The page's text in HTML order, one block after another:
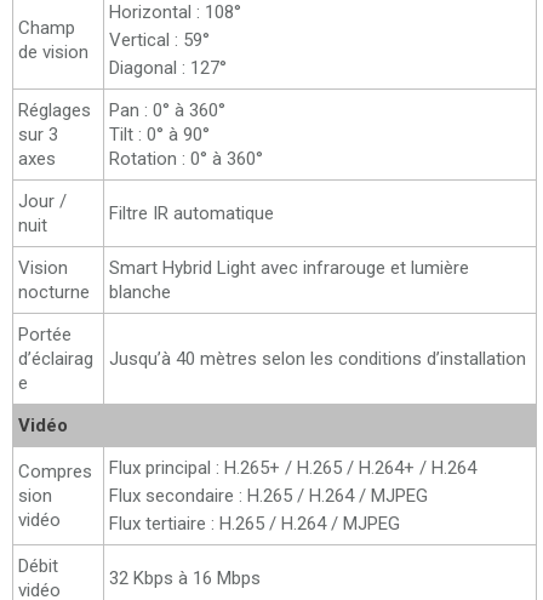
Champ
de vision
Horizontal : 108°
Vertical : 59°
Diagonal : 127°
Réglages
sur 3
axes
Pan : 0° à 360°
Tilt : 0° à 90°
Rotation : 0° à 360°
Jour /
nuit
Filtre IR automatique
Vision
nocturne
Smart Hybrid Light avec infrarouge et lumière
blanche
Portée
d’éclairag
e
Jusqu’à 40 mètres selon les conditions d’installation
Vidéo
Compres
sion
vidéo
Flux principal : H.265+ / H.265 / H.264+ / H.264
Flux secondaire : H.265 / H.264 / MJPEG
Flux tertiaire : H.265 / H.264 / MJPEG
Débit
vidéo
32 Kbps à 16 Mbps